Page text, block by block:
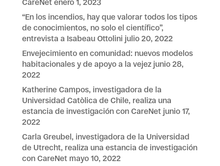
CareNet enero 1, 2023
“En los incendios, hay que valorar todos los tipos
de conocimientos, no solo el científico”,
entrevista a Isabeau Ottolini julio 20, 2022
Envejecimiento en comunidad: nuevos modelos
habitacionales y de apoyo a la vejez junio 28,
2022
Katherine Campos, investigadora de la
Universidad Catòlica de Chile, realiza una
estancia de investigación con CareNet junio 17,
2022
Carla Greubel, investigadora de la Universidad
de Utrecht, realiza una estancia de investigación
con CareNet mayo 10, 2022